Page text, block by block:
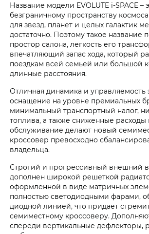
Название модели EVOLUTE i‑SPACE –
безграничному пространству
для звезд, планет и целых галактик
достаточно. Поэтому такое название
простор салона, легкость его
впечатляющий запас хода, который
поездкам всей семьей или большой
длинные расстояния.
Отличная динамика и управляемость
оснащение на уровне премиальных
минимальный транспортный налог,
топлива, а также сниженные расходы
обслуживание делают новый
кроссовер превосходно
владельца.
Строгий и прогрессивный внешний
дополнен широкой решеткой
оформленной в виде матричных
полностью светодиодными фарами,
диодной линией, что придает
семиместному кроссоверу.
спереди вертикальные дефлекторы,